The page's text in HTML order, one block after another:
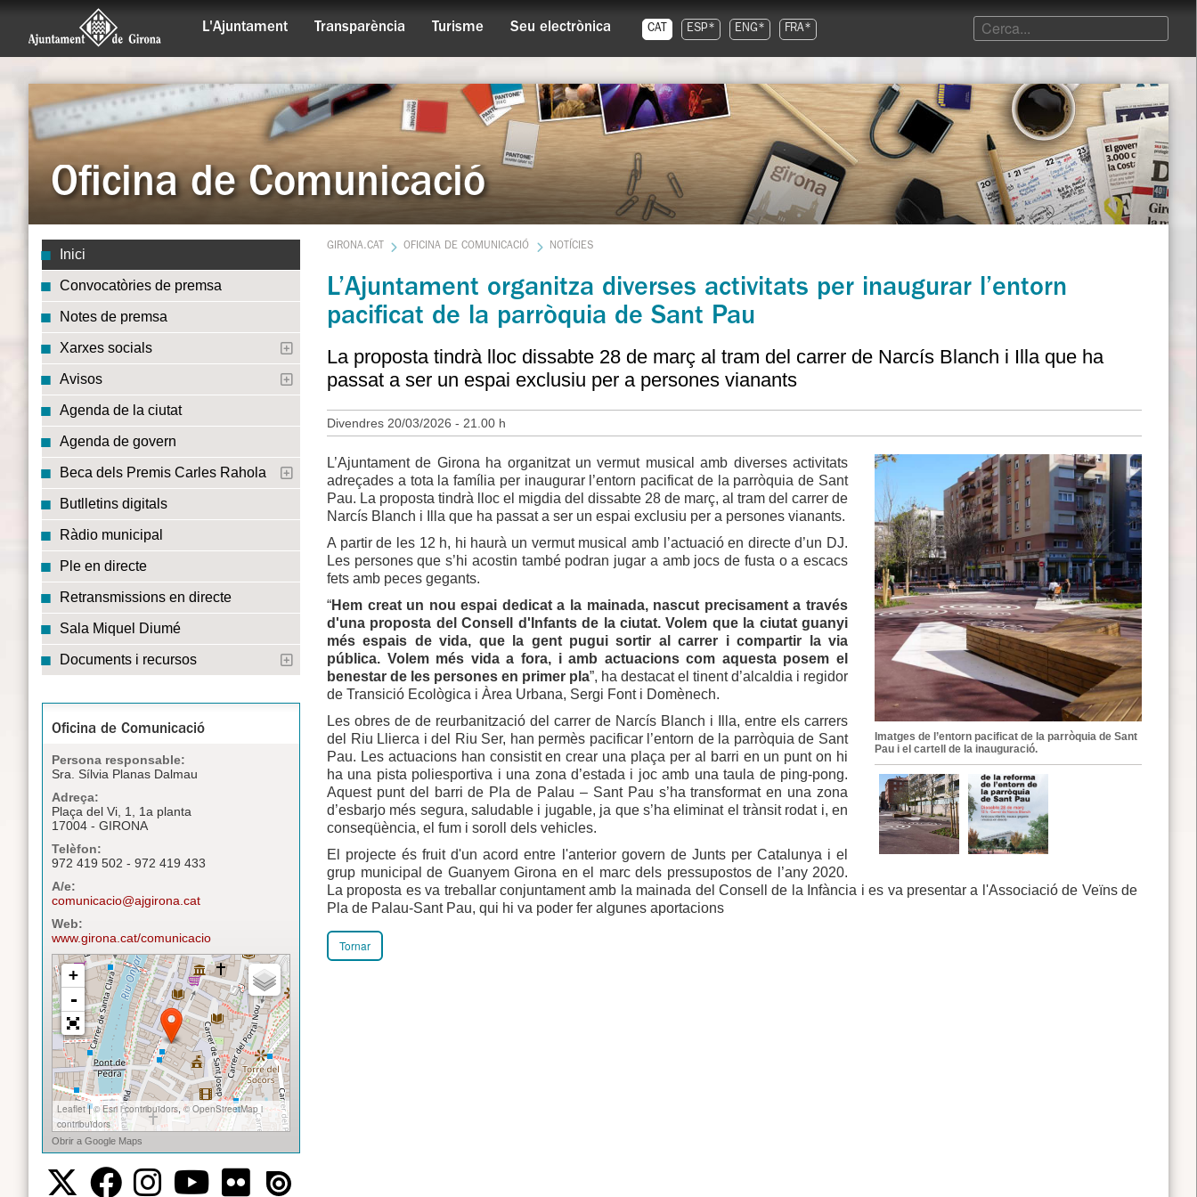
L'Ajuntament Transparència Turisme Seu electrònica CAT ESP* ENG* FRA*
Oficina de Comunicació
Inici
Convocatòries de premsa
Notes de premsa
Xarxes socials
Avisos
Agenda de la ciutat
Agenda de govern
Beca dels Premis Carles Rahola
Butlletins digitals
Ràdio municipal
Ple en directe
Retransmissions en directe
Sala Miquel Diumé
Documents i recursos
Oficina de Comunicació
Persona responsable:
Sra. Sílvia Planas Dalmau
Adreça:
Plaça del Vi, 1, 1a planta
17004 - GIRONA
Telèfon:
972 419 502 - 972 419 433
A/e:
comunicacio@ajgirona.cat
Web:
www.girona.cat/comunicacio
GIRONA.CAT OFICINA DE COMUNICACIÓ NOTÍCIES
L’Ajuntament organitza diverses activitats per inaugurar l’entorn
pacificat de la parròquia de Sant Pau
La proposta tindrà lloc dissabte 28 de març al tram del carrer de Narcís Blanch i Illa que ha
passat a ser un espai exclusiu per a persones vianants
Divendres 20/03/2026 - 21.00 h
Imatges de l’entorn pacificat de la parròquia de Sant
Pau i el cartell de la inauguració.
L’Ajuntament de Girona ha organitzat un vermut musical amb diverses activitats
adreçades a tota la família per inaugurar l’entorn pacificat de la parròquia de Sant
Pau. La proposta tindrà lloc el migdia del dissabte 28 de març, al tram del carrer de
Narcís Blanch i Illa que ha passat a ser un espai exclusiu per a persones vianants.
A partir de les 12 h, hi haurà un vermut musical amb l’actuació en directe d’un DJ.
Les persones que s’hi acostin també podran jugar a amb jocs de fusta o a escacs
fets amb peces gegants.
“Hem creat un nou espai dedicat a la mainada, nascut precisament a través
d'una proposta del Consell d'Infants de la ciutat. Volem que la ciutat guanyi
més espais de vida, que la gent pugui sortir al carrer i compartir la via
pública. Volem més vida a fora, i amb actuacions com aquesta posem el
benestar de les persones en primer pla”, ha destacat el tinent d’alcaldia i regidor
de Transició Ecològica i Àrea Urbana, Sergi Font i Domènech.
Les obres de de reurbanització del carrer de Narcís Blanch i Illa, entre els carrers
del Riu Llierca i del Riu Ser, han permès pacificar l’entorn de la parròquia de Sant
Pau. Les actuacions han consistit en crear una plaça per al barri en un punt on hi
ha una pista poliesportiva i una zona d’estada i joc amb una taula de ping-pong.
Aquest punt del barri de Pla de Palau – Sant Pau s’ha transformat en una zona
d’esbarjo més segura, saludable i jugable, ja que s’ha eliminat el trànsit rodat i, en
conseqüència, el fum i soroll dels vehicles.
El projecte és fruit d'un acord entre l'anterior govern de Junts per Catalunya i el
grup municipal de Guanyem Girona en el marc dels pressupostos de l’any 2020.
La proposta es va treballar conjuntament amb la mainada del Consell de la Infància i es va presentar a l'Associació de Veïns de
Pla de Palau-Sant Pau, qui hi va poder fer algunes aportacions
Tornar